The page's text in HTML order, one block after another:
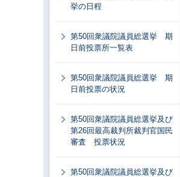
挙の日程
第50回衆議院議員総選挙 期
日前投票所一覧表
第50回衆議院議員総選挙 期
日前投票の状況
第50回衆議院議員総選挙及び
第26回最高裁判所裁判官国民
審査 投票状況
第50回衆議院議員総選挙及び